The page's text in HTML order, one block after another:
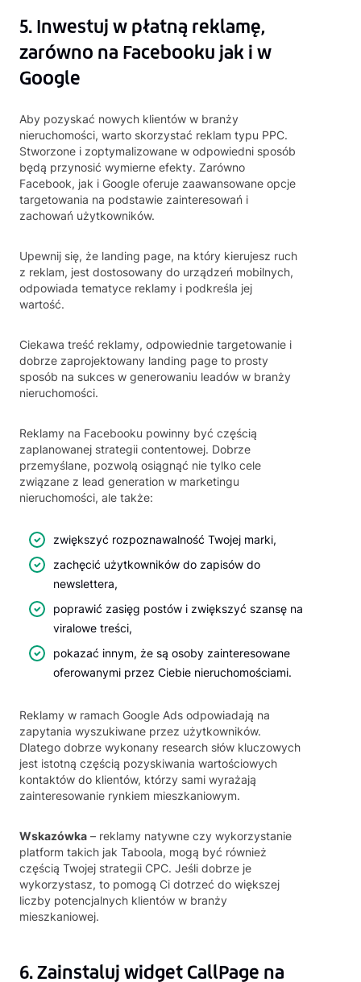
5. Inwestuj w płatną reklamę,
zarówno na Facebooku jak i w
Google
Aby pozyskać nowych klientów w branży
nieruchomości, warto skorzystać reklam typu PPC.
Stworzone i zoptymalizowane w odpowiedni sposób
będą przynosić wymierne efekty. Zarówno
Facebook, jak i Google oferuje zaawansowane opcje
targetowania na podstawie zainteresowań i
zachowań użytkowników.
Upewnij się, że landing page, na który kierujesz ruch
z reklam, jest dostosowany do urządzeń mobilnych,
odpowiada tematyce reklamy i podkreśla jej
wartość.
Ciekawa treść reklamy, odpowiednie targetowanie i
dobrze zaprojektowany landing page to prosty
sposób na sukces w generowaniu leadów w branży
nieruchomości.
Reklamy na Facebooku powinny być częścią
zaplanowanej strategii contentowej. Dobrze
przemyślane, pozwolą osiągnąć nie tylko cele
związane z lead generation w marketingu
nieruchomości, ale także:
zwiększyć rozpoznawalność Twojej marki,
zachęcić użytkowników do zapisów do
newslettera,
poprawić zasięg postów i zwiększyć szansę na
viralowe treści,
pokazać innym, że są osoby zainteresowane
oferowanymi przez Ciebie nieruchomościami.
Reklamy w ramach Google Ads odpowiadają na
zapytania wyszukiwane przez użytkowników.
Dlatego dobrze wykonany research słów kluczowych
jest istotną częścią pozyskiwania wartościowych
kontaktów do klientów, którzy sami wyrażają
zainteresowanie rynkiem mieszkaniowym.
Wskazówka – reklamy natywne czy wykorzystanie
platform takich jak Taboola, mogą być również
częścią Twojej strategii CPC. Jeśli dobrze je
wykorzystasz, to pomogą Ci dotrzeć do większej
liczby potencjalnych klientów w branży
mieszkaniowej.
6. Zainstaluj widget CallPage na